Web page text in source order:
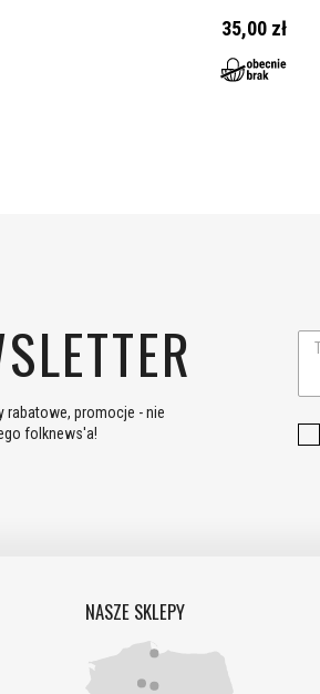
35,00 zł
rabatowe, promocje - nie
folknews'a!
NASZE SKLEPY